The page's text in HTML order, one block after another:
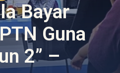
Bayar
Guna
2” –